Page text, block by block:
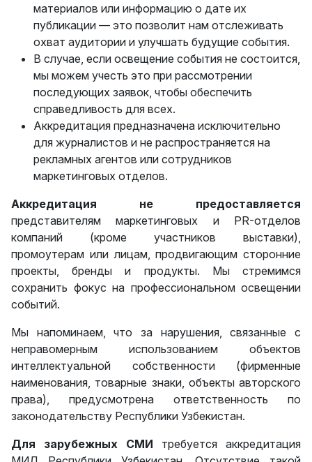
материалов или информацию о дате их
публикации — это позволит нам отслеживать
охват аудитории и улучшать будущие события.
В случае, если освещение события не состоится,
мы можем учесть это при рассмотрении
последующих заявок, чтобы обеспечить
справедливость для всех.
Аккредитация предназначена исключительно
для журналистов и не распространяется на
рекламных агентов или сотрудников
маркетинговых отделов.
Аккредитация
не предоставляется
представителям маркетинговых и PR-отделов
компаний (кроме участников выставки),
промоутерам или лицам, продвигающим сторонние
проекты, бренды и продукты. Мы стремимся
сохранить фокус на профессиональном освещении
событий.
Мы напоминаем, что за нарушения, связанные с
неправомерным использованием объектов
интеллектуальной собственности (фирменные
наименования, товарные знаки, объекты авторского
права), предусмотрена ответственность по
законодательству Республики Узбекистан.
Для зарубежных СМИ требуется аккредитация